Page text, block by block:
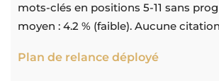
mots-clés en positions 5-11 sans
moyen : 4.2 % (faible). Aucune
Plan de relance déployé